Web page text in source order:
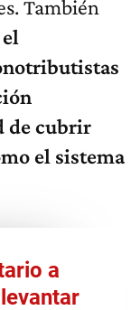
También
de cubrir
el sistema
a